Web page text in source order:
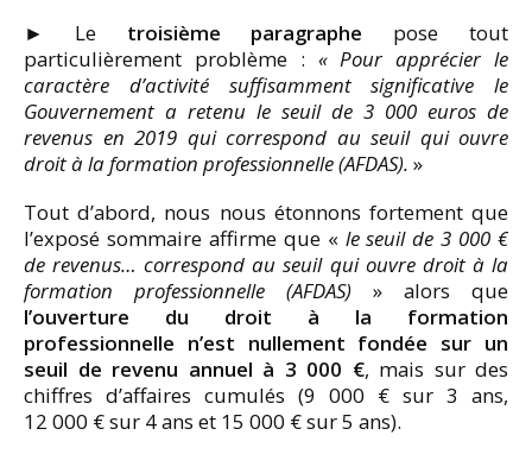
► Le troisième paragraphe pose tout
particulièrement problème : « Pour apprécier le
caractère d’activité suffisamment significative le
Gouvernement a retenu le seuil de 3 000 euros de
revenus en 2019 qui correspond au seuil qui ouvre
droit à la formation professionnelle (AFDAS). »
Tout d’abord, nous nous étonnons fortement que
l’exposé sommaire affirme que « le seuil de 3 000 €
de revenus… correspond au seuil qui ouvre droit à la
formation professionnelle (AFDAS) » alors que
l’ouverture du droit à la formation
professionnelle n’est nullement fondée sur un
seuil de revenu annuel à 3 000 €, mais sur des
chiffres d’affaires cumulés (9 000 € sur 3 ans,
12 000 € sur 4 ans et 15 000 € sur 5 ans).